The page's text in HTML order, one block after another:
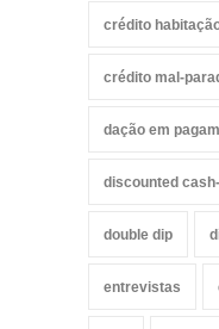
crédito
crédito mal-
dação em
discounted
double dip
entrevistas